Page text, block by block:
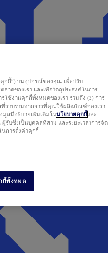
คุกกี้”) บนอุปกรณ์ของคุณ เพื่อปรับ
าดของเรา และเพื่อวัตถุประสงค์ในการ
ใช้งานคุกกี้ทั้งหมดของเรา รวมถึง (2) การ
รวบรวมจากการที่คุณใช้ผลิตภัณฑ์ของเรา
มูลมีอธิบายเพิ่มเติมในนโยบายคุกกี้และ
รับซึ่งเป็นบุคคลที่สาม และระยะเวลาการจัด
นการตั้งค่าคุกกี้
กี้ทั้งหมด